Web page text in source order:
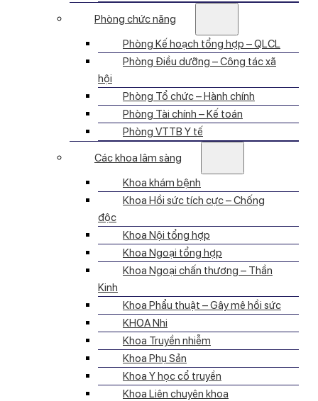
Phòng chức năng
Phòng Kế hoạch tổng hợp – QLCL
Phòng Điều dưỡng – Công tác xã
hội
Phòng Tổ chức – Hành chính
Phòng Tài chính – Kế toán
Phòng VTTB Y tế
Các khoa lâm sàng
Khoa khám bệnh
Khoa Hồi sức tích cực – Chống
độc
Khoa Nội tổng hợp
Khoa Ngoại tổng hợp
Khoa Ngoại chấn thương – Thần
Kinh
Khoa Phẩu thuật – Gây mê hồi sức
KHOA Nhi
Khoa Truyền nhiễm
Khoa Phụ Sản
Khoa Y học cổ truyền
Khoa Liên chuyên khoa